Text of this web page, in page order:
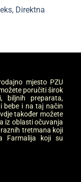
Direktna
mjesto PZU
poručiti širok
biljnih preparata,
bebe i na taj način
također možete
iz oblasti očuvanja
tretmana koji
Farmalija koji su